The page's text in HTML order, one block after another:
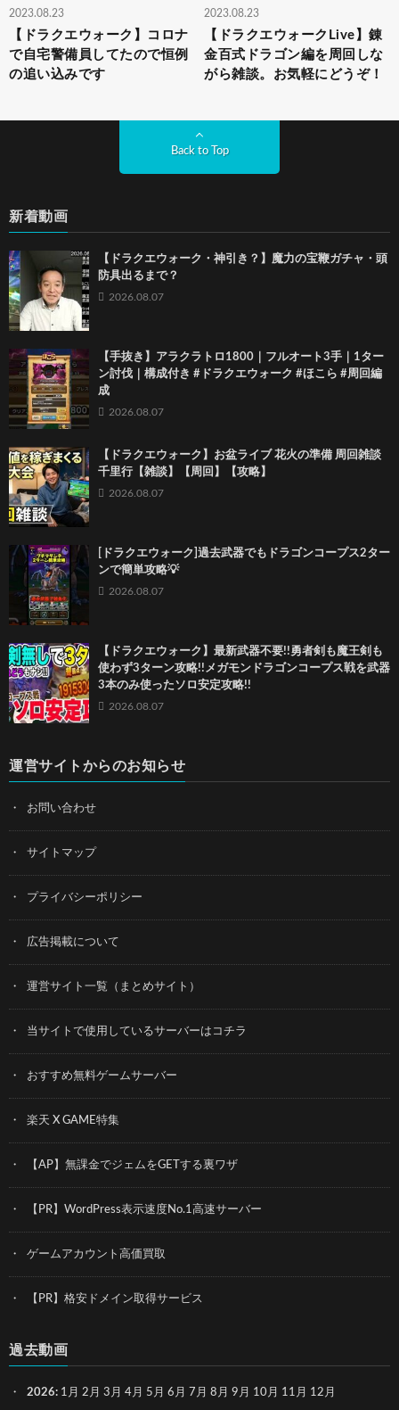
2023.08.23
【ドラクエウォーク】コロナ
で自宅警備員してたので恒例
の追い込みです
2023.08.23
【ドラクエウォークLive】錬
金百式ドラゴン編を周回しな
がら雑談。お気軽にどうぞ！
Back to Top
新着動画
【ドラクエウォーク・神引き？】魔力の宝鞭ガチャ・頭
防具出るまで？
2026.08.07
【手抜き】アラクラトロ1800｜フルオート3手｜1ター
ン討伐｜構成付き #ドラクエウォーク #ほこら #周回編
成
2026.08.07
【ドラクエウォーク】お盆ライブ 花火の準備 周回雑談
千里行【雑談】【周回】【攻略】
2026.08.07
[ドラクエウォーク]過去武器でもドラゴンコープス2ター
ンで簡単攻略💡
2026.08.07
【ドラクエウォーク】最新武器不要!!勇者剣も魔王剣も
使わず3ターン攻略!!メガモンドラゴンコープス戦を武器
3本のみ使ったソロ安定攻略!!
2026.08.07
運営サイトからのお知らせ
お問い合わせ
サイトマップ
プライバシーポリシー
広告掲載について
運営サイト一覧（まとめサイト）
当サイトで使用しているサーバーはコチラ
おすすめ無料ゲームサーバー
楽天 X GAME特集
【AP】無課金でジェムをGETする裏ワザ
【PR】WordPress表示速度No.1高速サーバー
ゲームアカウント高価買取
【PR】格安ドメイン取得サービス
過去動画
2026: 1月 2月 3月 4月 5月 6月 7月 8月 9月 10月 11月 12月